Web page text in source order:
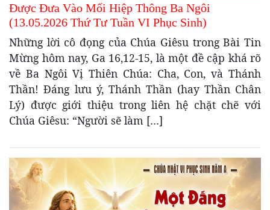
Được Đưa Vào Mối Hiệp Thông Ba Ngôi
(13.05.2026 Thứ Tư Tuần VI Phục Sinh)
Những lời cô đọng của Chúa Giêsu trong Bài Tin
Mừng hôm nay, Ga 16,12-15, là một đề cập khá rõ
về Ba Ngôi Vị Thiên Chúa: Cha, Con, và Thánh
Thần! Đáng lưu ý, Thánh Thần (hay Thần Chân
Lý) được giới thiệu trong liên hệ chặt chẽ với
Chúa Giêsu: “Người sẽ làm […]